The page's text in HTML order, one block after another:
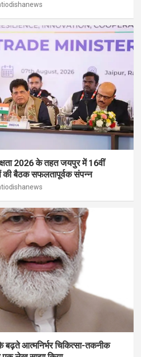
2026 के तहत जयपुर में 16वीं
की बैठक सफलतापूर्वक संपन्न
बढ़ते आत्मनिर्भर चिकित्सा-तकनीक